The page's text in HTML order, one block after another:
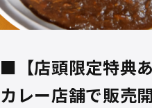
■【店頭限定特典
カレー店舗で販売